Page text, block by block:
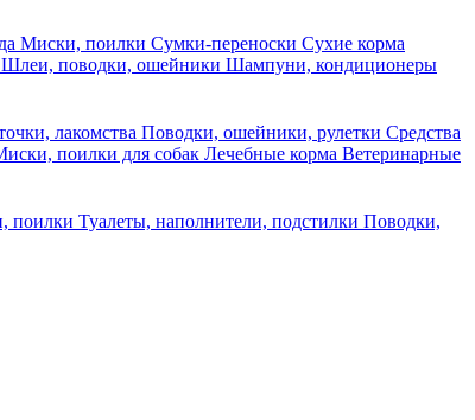
Миски, поилки Сумки-переноски Сухие корма
Шлеи, поводки, ошейники Шампуни, кондиционеры
лакомства Поводки, ошейники, рулетки Средства
поилки для собак Лечебные корма Ветеринарные
поилки Туалеты, наполнители, подстилки Поводки,